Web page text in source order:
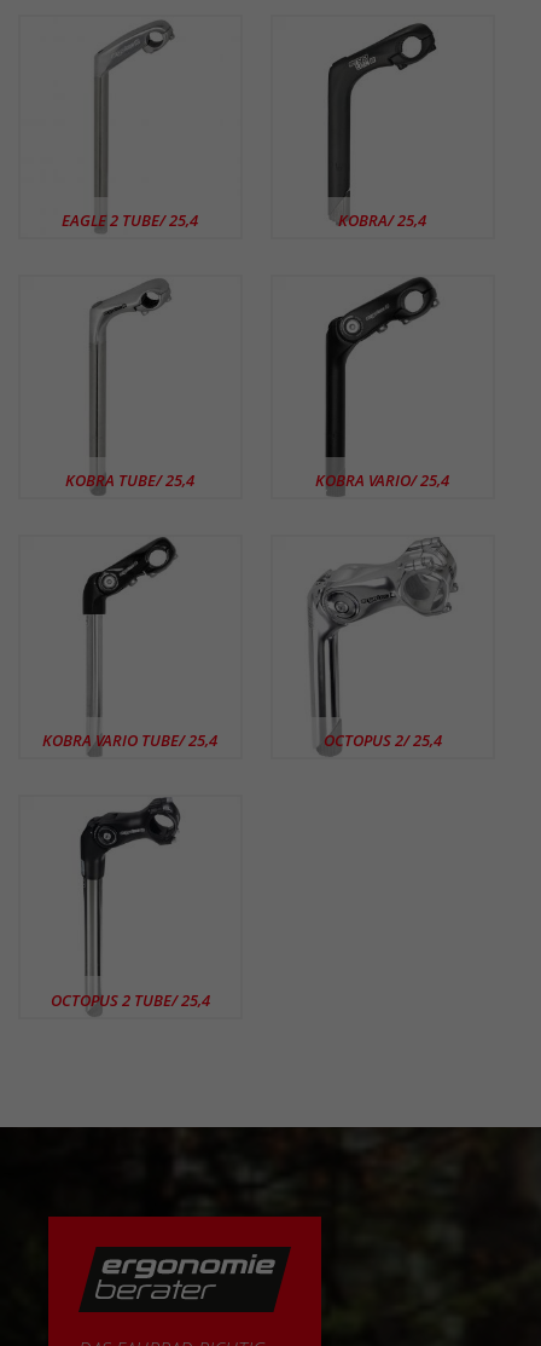
EAGLE 2 TUBE/ 25,4 KOBRA/ 25,4
KOBRA TUBE/ 25,4 KOBRA VARIO/ 25,4
KOBRA VARIO TUBE/ 25,4 OCTOPUS 2/ 25,4
OCTOPUS 2 TUBE/ 25,4